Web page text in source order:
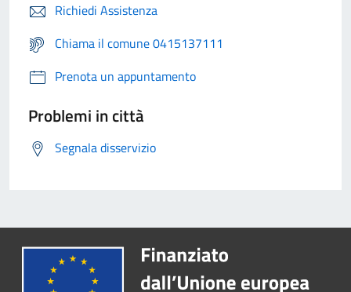
Richiedi Assistenza
Chiama il comune 0415137111
Prenota un appuntamento
Problemi in città
Segnala disservizio